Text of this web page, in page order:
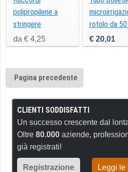
polipropilene a
stringere
da € 4,25
rotolo da
d.16
€ 20,01
Pagina precedente
CLIENTI SODDISFATTI
Un successo crescente dal
Oltre 80.000 aziende,
già registrati!
Registrazione Leggi